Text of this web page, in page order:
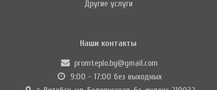
Другие услуги
Наши контакты
promteplo.by@gmail.com
9:00 - 17:00 без выходных